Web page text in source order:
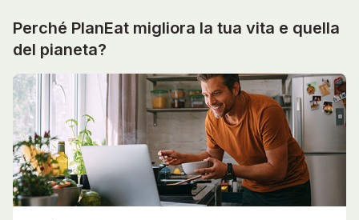
Perché PlanEat migliora la tua vita e quella
del pianeta?